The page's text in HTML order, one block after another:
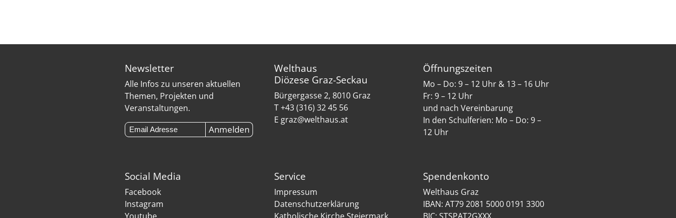
Newsletter
Alle Infos zu unseren aktuellen
Themen, Projekten und
Veranstaltungen.
Welthaus
Diözese Graz-Seckau
Bürgergasse 2, 8010 Graz
T +43 (316) 32 45 56
E graz@welthaus.at
Öffnungszeiten
Mo – Do: 9 – 12 Uhr & 13 – 16 Uhr
Fr: 9 – 12 Uhr
und nach Vereinbarung
In den Schulferien: Mo – Do: 9 –
12 Uhr
Social Media
Facebook
Instagram
Service
Impressum
Datenschutzerklärung
Spendenkonto
Welthaus Graz
IBAN: AT79 2081 5000 0191 3300